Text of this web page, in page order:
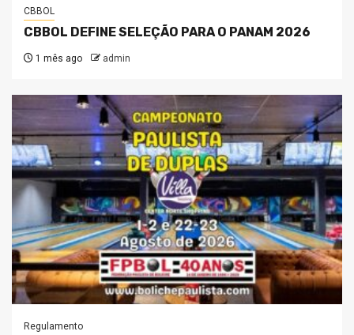
CBBOL
CBBOL DEFINE SELEÇÃO PARA O PANAM 2026
1 mês ago admin
Regulamento